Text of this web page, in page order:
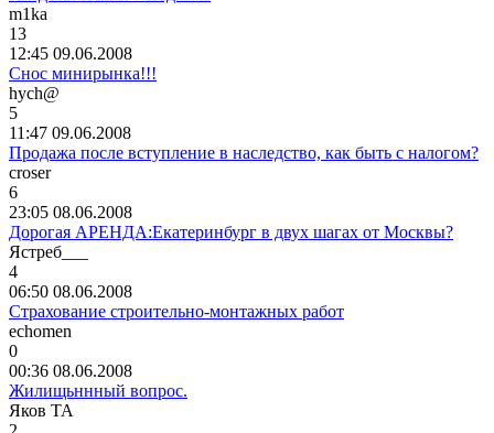
m1ka
13
12:45 09.06.2008
Снос минирынка!!!
hych@
5
11:47 09.06.2008
Продажа после вступление в наследство, как быть с налогом?
croser
6
23:05 08.06.2008
Дорогая АРЕНДА:Екатеринбург в двух шагах от Москвы?
Ястреб
4
06:50 08.06.2008
Страхование строительно-монтажных работ
echomen
0
00:36 08.06.2008
Жилищьннный вопрос.
Яков ТА